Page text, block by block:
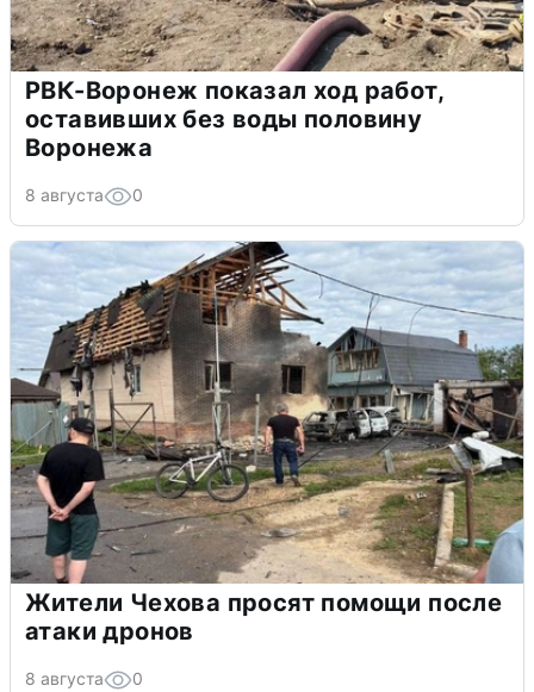
РВК-Воронеж показал ход работ,
оставивших без воды половину
Воронежа
8 августа 0
Жители Чехова просят помощи после
атаки дронов
8 августа 0